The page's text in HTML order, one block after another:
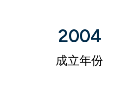
2004
成立年份